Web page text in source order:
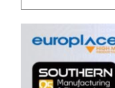
新闻
联系方式